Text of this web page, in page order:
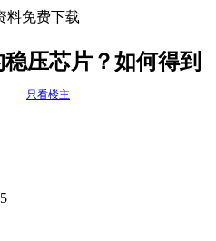
料免费下载
压芯片？如何得到
只看楼主